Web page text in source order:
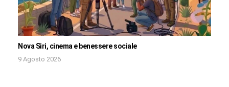
Nova Siri, cinema e benessere sociale
9 Agosto 2026